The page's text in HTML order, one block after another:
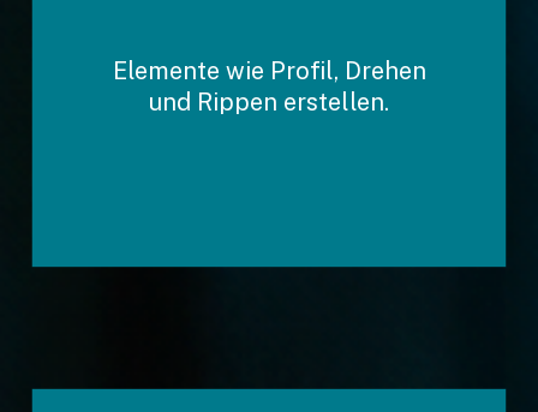
Elemente wie Profil, Drehen
und Rippen erstellen.
Pick & Place-Elementen (wie
Bohrungen, Schalen,